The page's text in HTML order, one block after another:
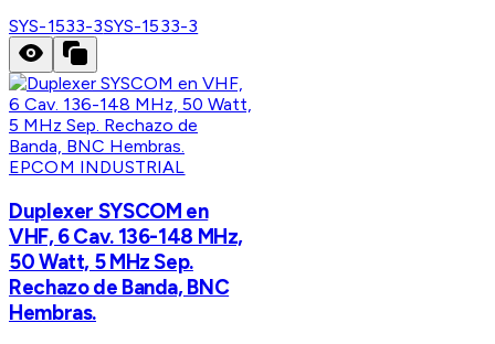
SYS-1533-3SYS-1533-3
EPCOM INDUSTRIAL
Duplexer SYSCOM en
VHF, 6 Cav. 136-148 MHz,
50 Watt, 5 MHz Sep.
Rechazo de Banda, BNC
Hembras.